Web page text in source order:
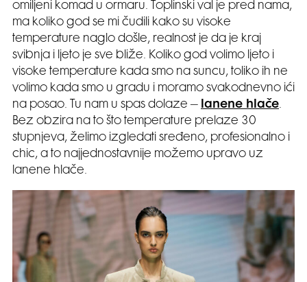
omiljeni komad u ormaru. Toplinski val je pred nama,
ma koliko god se mi čudili kako su visoke
temperature naglo došle, realnost je da je kraj
svibnja i ljeto je sve bliže. Koliko god volimo ljeto i
visoke temperature kada smo na suncu, toliko ih ne
volimo kada smo u gradu i moramo svakodnevno ići
na posao. Tu nam u spas dolaze – lanene hlače.
Bez obzira na to što temperature prelaze 30
stupnjeva, želimo izgledati sređeno, profesionalno i
chic, a to najjednostavnije možemo upravo uz
lanene hlače.